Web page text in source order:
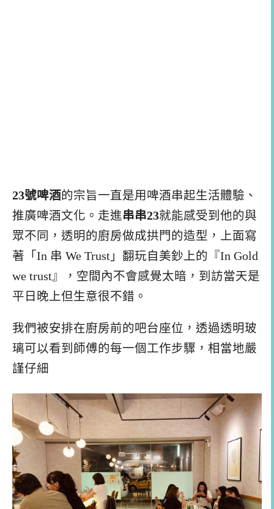
23號啤酒的宗旨一直是用啤酒串起生活體驗、
推廣啤酒文化。走進串串23就能感受到他的與
眾不同，透明的廚房做成拱門的造型，上面寫
著「In 串 We Trust」翻玩自美鈔上的『In Gold
we trust』，空間內不會感覺太暗，到訪當天是
平日晚上但生意很不錯。
我們被安排在廚房前的吧台座位，透過透明玻
璃可以看到師傅的每一個工作步驟，相當地嚴
謹仔細